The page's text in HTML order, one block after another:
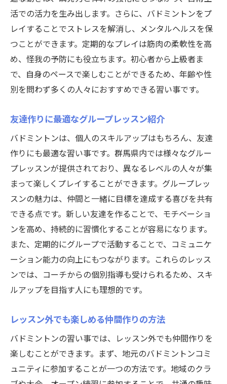
活での活力を生み出します。さらに、バドミントンをプ
レイすることでストレスを解消し、メンタルヘルスを保
つことができます。定期的なプレイは筋肉の柔軟性を高
め、怪我の予防にも役立ちます。初心者から上級者ま
で、自身のペースで楽しむことができるため、年齢や性
別を問わず多くの人々におすすめできる習い事です。
友達作りに最適なグループレッスン紹介
バドミントンは、個人のスキルアップはもちろん、友達
作りにも最適な習い事です。群馬県内では様々なグルー
プレッスンが提供されており、異なるレベルの人々が集
まって楽しくプレイすることができます。グループレッ
スンの魅力は、仲間と一緒に目標を達成する喜びを共有
できる点です。新しい友達を作ることで、モチベーショ
ンを高め、持続的に習慣化することが容易になります。
また、定期的にグループで活動することで、コミュニケ
ーション能力の向上にもつながります。これらのレッス
ンでは、コーチからの個別指導も受けられるため、スキ
ルアップを目指す人にも理想的です。
レッスン外でも楽しめる仲間作りの方法
バドミントンの習い事では、レッスン外でも仲間作りを
楽しむことができます。まず、地元のバドミントンコミ
ュニティに参加することが一つの方法です。地域のクラ